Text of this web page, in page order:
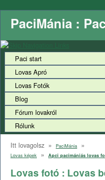
PaciMánia :
Paci start
Lovas Apró
Lovas Fotók
Blog
Fórum lovakról
Rólunk
Itt lovagolsz » PaciMánia »
Lovas képek » Apci pacimániás lovas
Lovas fotó : Lovas